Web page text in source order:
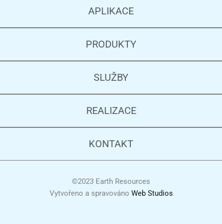
APLIKACE
PRODUKTY
SLUŽBY
REALIZACE
KONTAKT
©2023 Earth Resources
Vytvořeno a spravováno Web Studios